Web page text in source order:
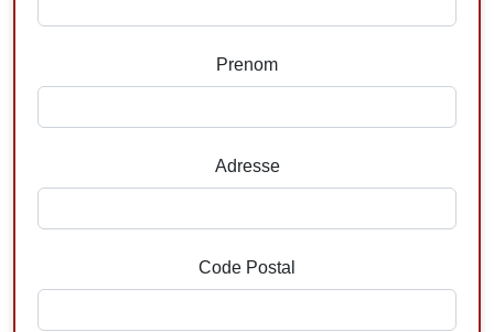
Prenom
Adresse
Code Postal